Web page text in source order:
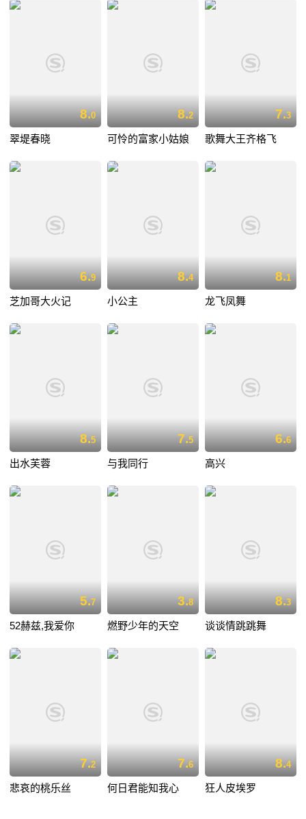
8.0
翠堤春晓
8.2
可怜的富家小姑娘
7.3
歌舞大王齐格飞
6.9
芝加哥大火记
8.4
小公主
8.1
龙飞凤舞
8.5
出水芙蓉
7.5
与我同行
6.6
高兴
5.7
52赫兹,我爱你
3.8
燃野少年的天空
8.3
谈谈情跳跳舞
7.2
悲哀的桃乐丝
7.6
何日君能知我心
8.4
狂人皮埃罗